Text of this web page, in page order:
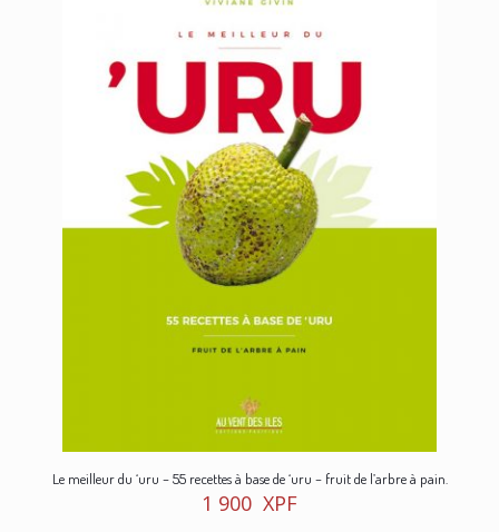
Le meilleur du ‘uru – 55 recettes à base de ‘uru – fruit de l’arbre à pain.
1 900 XPF